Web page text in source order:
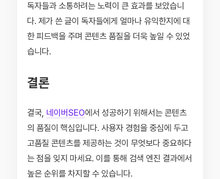
독자들과 소통하려는 노력이 큰 효과를 보았습니
다. 제가 쓴 글이 독자들에게 얼마나 유익한지에 대
한 피드백을 주며 콘텐츠 품질을 더욱 높일 수 있었
습니다.
결론
결국, 네이버SEO에서 성공하기 위해서는 콘텐츠
의 품질이 핵심입니다. 사용자 경험을 중심에 두고
고품질 콘텐츠를 제공하는 것이 무엇보다 중요하다
는 점을 잊지 마세요. 이를 통해 검색 엔진 결과에서
높은 순위를 차지할 수 있습니다.